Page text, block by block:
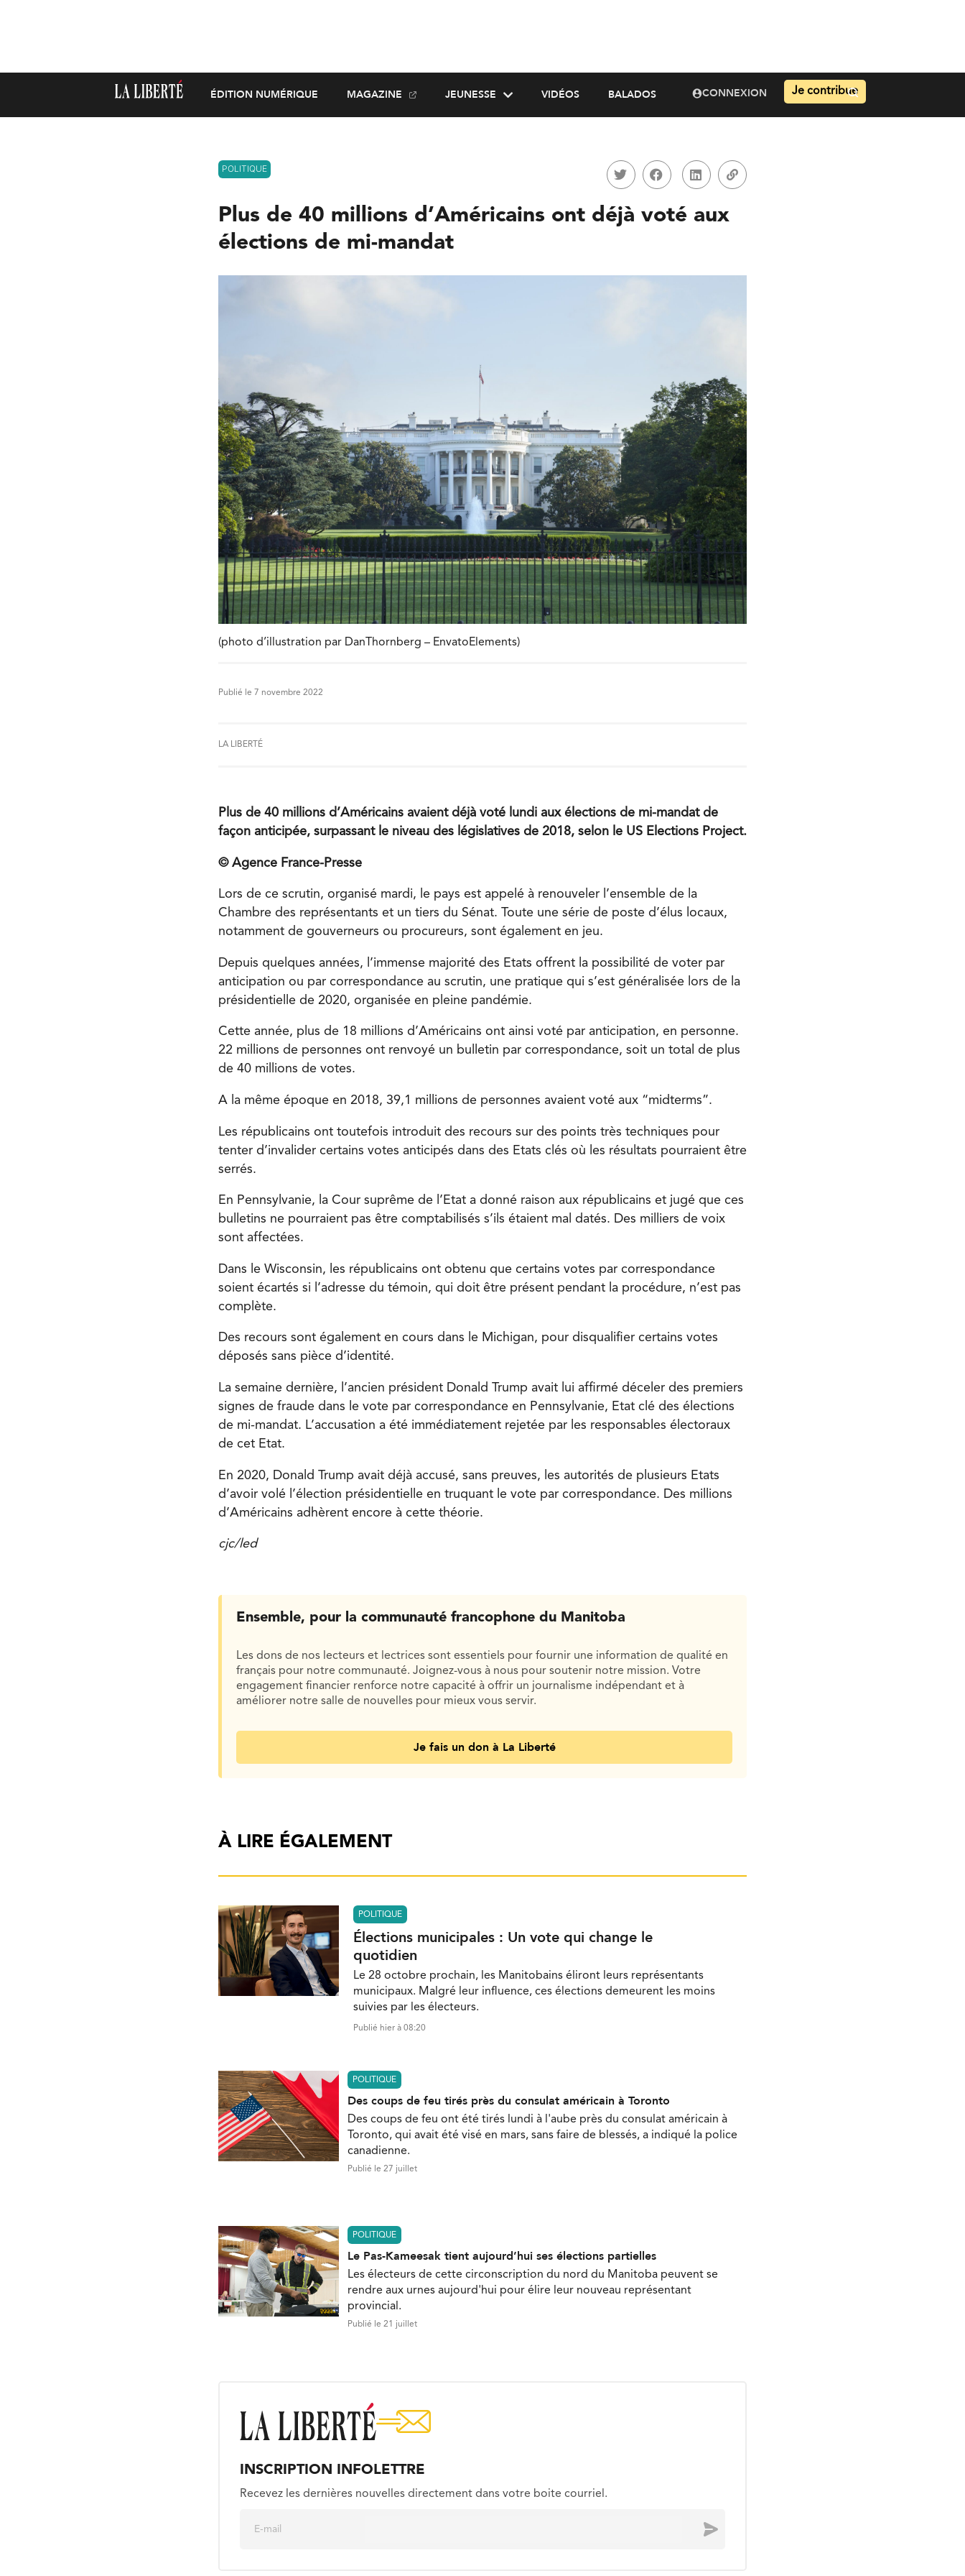
ÉDITION NUMÉRIQUE MAGAZINE JEUNESSE VIDÉOS BALADOS CONNEXION Je contribue
POLITIQUE
Plus de 40 millions d’Américains ont déjà voté aux
élections de mi-mandat
(photo d’illustration par DanThornberg – EnvatoElements)
Publié le 7 novembre 2022
LA LIBERTÉ
Plus de 40 millions d’Américains avaient déjà voté lundi aux élections de mi-mandat de
façon anticipée, surpassant le niveau des législatives de 2018, selon le US Elections Project.
© Agence France-Presse
Lors de ce scrutin, organisé mardi, le pays est appelé à renouveler l’ensemble de la
Chambre des représentants et un tiers du Sénat. Toute une série de poste d’élus locaux,
notamment de gouverneurs ou procureurs, sont également en jeu.
Depuis quelques années, l’immense majorité des Etats offrent la possibilité de voter par
anticipation ou par correspondance au scrutin, une pratique qui s’est généralisée lors de la
présidentielle de 2020, organisée en pleine pandémie.
Cette année, plus de 18 millions d’Américains ont ainsi voté par anticipation, en personne.
22 millions de personnes ont renvoyé un bulletin par correspondance, soit un total de plus
de 40 millions de votes.
A la même époque en 2018, 39,1 millions de personnes avaient voté aux “midterms”.
Les républicains ont toutefois introduit des recours sur des points très techniques pour
tenter d’invalider certains votes anticipés dans des Etats clés où les résultats pourraient être
serrés.
En Pennsylvanie, la Cour suprême de l’Etat a donné raison aux républicains et jugé que ces
bulletins ne pourraient pas être comptabilisés s’ils étaient mal datés. Des milliers de voix
sont affectées.
Dans le Wisconsin, les républicains ont obtenu que certains votes par correspondance
soient écartés si l’adresse du témoin, qui doit être présent pendant la procédure, n’est pas
complète.
Des recours sont également en cours dans le Michigan, pour disqualifier certains votes
déposés sans pièce d’identité.
La semaine dernière, l’ancien président Donald Trump avait lui affirmé déceler des premiers
signes de fraude dans le vote par correspondance en Pennsylvanie, Etat clé des élections
de mi-mandat. L’accusation a été immédiatement rejetée par les responsables électoraux
de cet Etat.
En 2020, Donald Trump avait déjà accusé, sans preuves, les autorités de plusieurs Etats
d’avoir volé l’élection présidentielle en truquant le vote par correspondance. Des millions
d’Américains adhèrent encore à cette théorie.
cjc/led
Ensemble, pour la communauté francophone du Manitoba
Les dons de nos lecteurs et lectrices sont essentiels pour fournir une information de qualité en
français pour notre communauté. Joignez-vous à nous pour soutenir notre mission. Votre
engagement financier renforce notre capacité à offrir un journalisme indépendant et à
améliorer notre salle de nouvelles pour mieux vous servir.
Je fais un don à La Liberté
À LIRE ÉGALEMENT
POLITIQUE
Élections municipales : Un vote qui change le
quotidien
Le 28 octobre prochain, les Manitobains éliront leurs représentants
municipaux. Malgré leur influence, ces élections demeurent les moins
suivies par les électeurs.
Publié hier à 08:20
POLITIQUE
Des coups de feu tirés près du consulat américain à Toronto
Des coups de feu ont été tirés lundi à l'aube près du consulat américain à
Toronto, qui avait été visé en mars, sans faire de blessés, a indiqué la police
canadienne.
Publié le 27 juillet
POLITIQUE
Le Pas-Kameesak tient aujourd’hui ses élections partielles
Les électeurs de cette circonscription du nord du Manitoba peuvent se
rendre aux urnes aujourd'hui pour élire leur nouveau représentant
provincial.
Publié le 21 juillet
INSCRIPTION INFOLETTRE
Recevez les dernières nouvelles directement dans votre boite courriel.
Envoyer